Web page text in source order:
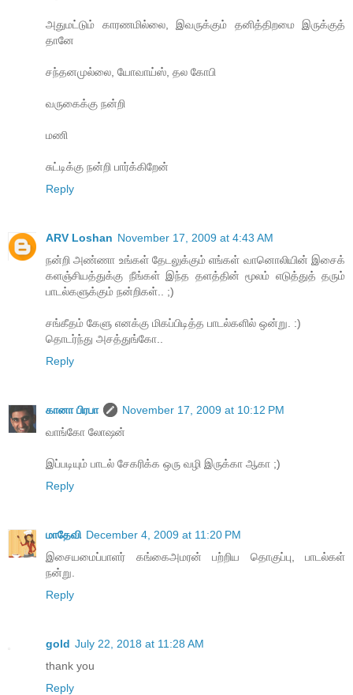
அதுமட்டும் காரணமில்லை, இவருக்கும் தனித்திறமை இருக்குத்
தானே
சந்தனமுல்லை, யோவாய்ஸ், தல கோபி
வருகைக்கு நன்றி
மணி
சுட்டிக்கு நன்றி பார்க்கிறேன்
Reply
ARV Loshan November 17, 2009 at 4:43 AM
நன்றி அண்ணா உங்கள் தேடலுக்கும் எங்கள் வானொலியின் இசைக்
களஞ்சியத்துக்கு நீங்கள் இந்த தளத்தின் மூலம் எடுத்துத் தரும்
பாடல்களுக்கும் நன்றிகள்.. ;)
சங்கீதம் கேளு எனக்கு மிகப்பிடித்த பாடல்களில் ஒன்று. :)
தொடர்ந்து அசத்துங்கோ..
Reply
கானா பிரபா
November 17, 2009 at 10:12 PM
வாங்கோ லோஷன்
இப்படியும் பாடல் சேகரிக்க ஒரு வழி இருக்கா ஆகா ;)
Reply
மாதேவி December 4, 2009 at 11:20 PM
இசையமைப்பாளர் கங்கைஅமரன் பற்றிய தொகுப்பு, பாடல்கள்
நன்று.
Reply
gold July 22, 2018 at 11:28 AM
thank you
Reply